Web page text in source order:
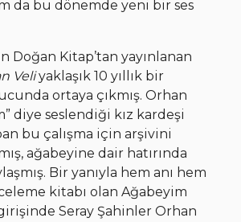
da bu dönemde yeni bir ses
Doğan Kitap’tan yayınlanan
Veliyaklaşık 10 yıllık bir
ortaya çıkmış. Orhan
diye seslendiği kız kardeşi
bu çalışma için arşivini
ağabeyine dair hatırında
Bir yanıyla hem anı hem
kitabı olan Ağabeyim
Seray Şahinler Orhan